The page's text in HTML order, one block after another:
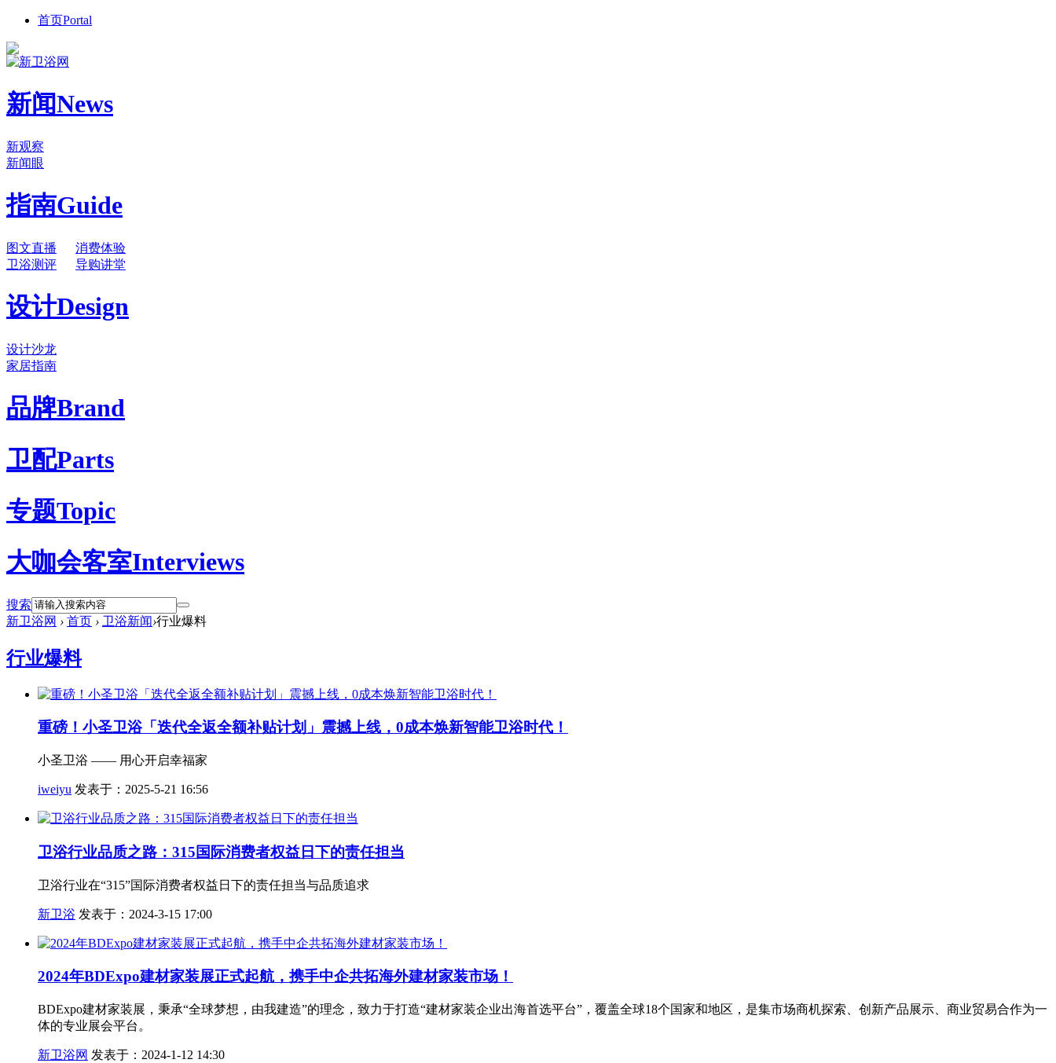
首页Portal
新闻News
新观察
新闻眼
指南Guide
图文直播
消费体验
卫浴测评
导购讲堂
设计Design
设计沙龙
家居指南
品牌Brand
卫配Parts
专题Topic
大咖会客室Interviews
搜索
新卫浴网 › 首页 › 卫浴新闻›行业爆料
行业爆料
重磅！小圣卫浴「迭代全返全额补贴计划」震撼上线，0成本焕新智能卫浴时代！
小圣卫浴 —— 用心开启幸福家
iweiyu 发表于：2025-5-21 16:56
卫浴行业品质之路：315国际消费者权益日下的责任担当
卫浴行业在“315”国际消费者权益日下的责任担当与品质追求
新卫浴 发表于：2024-3-15 17:00
2024年BDExpo建材家装展正式起航，携手中企共拓海外建材家装市场！
BDExpo建材家装展，秉承“全球梦想，由我建造”的理念，致力于打造“建材家装企业出海首选平台”，覆盖全球18个国家和地区，是集市场商机探索、创新产品展示、商业贸易合作为一
体的专业展会平台。
新卫浴网 发表于：2024-1-12 14:30